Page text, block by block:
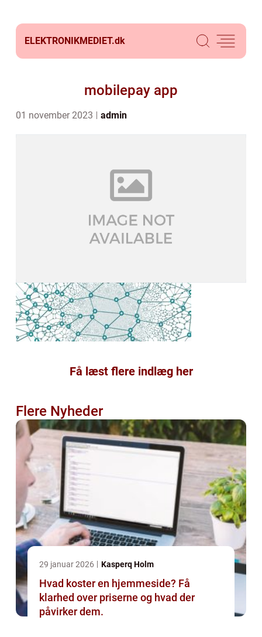
ELEKTRONIKMEDIET.dk
mobilepay app
01 november 2023 admin
Få læst flere indlæg her
Flere Nyheder
29 januar 2026 Kasperq Holm
Hvad koster en hjemmeside? Få
klarhed over priserne og hvad der
påvirker dem.